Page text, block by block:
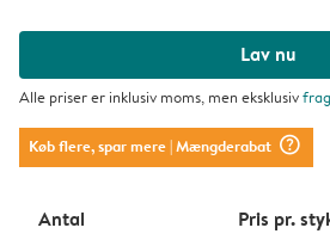
Lav nu
Alle priser er inklusiv moms, men eksklusiv
Køb flere, spar mere| Mængderabat question_mark_circle
Antal Pris pr.